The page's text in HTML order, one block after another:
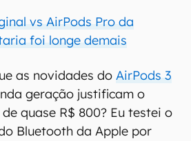
vs AirPods Pro da
foi longe demais
as novidades do AirPods 3
geração justificam o
quase R$ 800? Eu testei o
Bluetooth da Apple por